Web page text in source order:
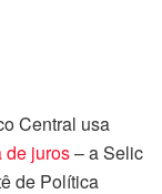
Central usa
de juros– a Selic
de Política